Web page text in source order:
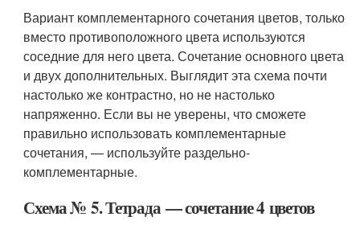
Вариант комплементарного сочетания цветов, только
вместо противоположного цвета используются
соседние для него цвета. Сочетание основного цвета
и двух дополнительных. Выглядит эта схема почти
настолько же контрастно, но не настолько
напряженно. Если вы не уверены, что сможете
правильно использовать комплементарные
сочетания, — используйте раздельно-
комплементарные.
Схема № 5. Тетрада — сочетание 4 цветов